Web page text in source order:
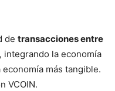
de transacciones entre
integrando la economía
más tangible.
VCOIN.